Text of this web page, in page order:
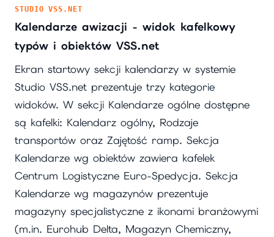
STUDIO VSS.NET
Kalendarze awizacji - widok kafelkowy
typów i obiektów VSS.net
Ekran startowy sekcji kalendarzy w systemie
Studio VSS.net prezentuje trzy kategorie
widoków. W sekcji Kalendarze ogólne dostępne
są kafelki: Kalendarz ogólny, Rodzaje
transportów oraz Zajętość ramp. Sekcja
Kalendarze wg obiektów zawiera kafelek
Centrum Logistyczne Euro-Spedycja. Sekcja
Kalendarze wg magazynów prezentuje
magazyny specjalistyczne z ikonami branżowymi
(m.in. Eurohub Delta, Magazyn Chemiczny,